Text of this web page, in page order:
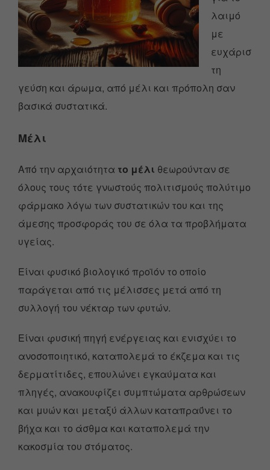
λαιμό
με
ευχάρισ
τη
γεύση και άρωμα, από μέλι και πρόπολη σαν
βασικά συστατικά.
Μέλι
Από την αρχαιότητα το μέλι θεωρούνταν σε
όλους τους τότε γνωστούς πολιτισμούς πολύτιμο
φάρμακο λόγω των συστατικών του και της
άμεσης προσφοράς του σε όλα τα προβλήματα
υγείας.
Είναι φυσικό βιολογικό προϊόν το οποίο
παράγεται από τις μέλισσες μετά από τη
συλλογή του νέκταρ των φυτών.
Είναι φυσική πηγή ενέργειας και ενισχύει το
ανοσοποιητικό, καταπολεμά το έκζεμα και τις
δερματίτιδες, επουλώνει εγκαύματα και
πληγές, ανακουφίζει συμπτώματα αρθρώσεων
και μυών και μεταξύ άλλων καταπραΰνει το
βήχα και το άσθμα και καταπολεμά την
κακοσμία του στόματος.